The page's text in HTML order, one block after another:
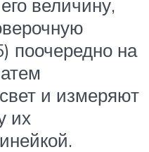
величину,
поочередно на
и измеряют
их